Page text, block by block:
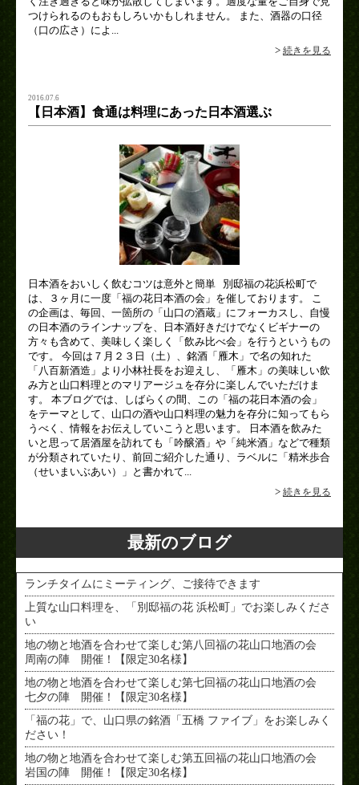
つけられるのもおもしろいかもしれません。 また、酒器の口径
（口の広さ）によ...
> 続きを見る
2016.07.6
【日本酒】食通は料理にあった日本酒選ぶ
日本酒をおいしく飲むコツは意外と簡単 別邸福の花浜松町で
は、３ヶ月に一度「福の花日本酒の会」を催しております。 こ
の企画は、毎回、一箇所の「山口の酒蔵」にフォーカスし、自慢
の日本酒のラインナップを、日本酒好きだけでなくビギナーの
方々も含めて、美味しく楽しく「飲み比べ会」を行うというもの
です。 今回は７月２３日（土）、銘酒「雁木」で名の知れた
「八百新酒造」より小林社長をお迎えし、「雁木」の美味しい飲
み方と山口料理とのマリアージュを存分に楽しんでいただけま
す。 本ブログでは、しばらくの間、この「福の花日本酒の会」
をテーマとして、山口の酒や山口料理の魅力を存分に知ってもら
うべく、情報をお伝えしていこうと思います。 日本酒を飲みた
いと思って居酒屋を訪れても「吟醸酒」や「純米酒」などで種類
が分類されていたり、前回ご紹介した通り、ラベルに「精米歩合
（せいまいぶあい）」と書かれて...
> 続きを見る
最新のブログ
ランチタイムにミーティング、ご接待できます
上質な山口料理を、「別邸福の花 浜松町」でお楽しみくださ
い
地の物と地酒を合わせて楽しむ第八回福の花山口地酒の会
周南の陣 開催！【限定30名様】
地の物と地酒を合わせて楽しむ第七回福の花山口地酒の会
七夕の陣 開催！【限定30名様】
「福の花」で、山口県の銘酒「五橋 ファイブ」をお楽しみく
ださい！
地の物と地酒を合わせて楽しむ第五回福の花山口地酒の会
岩国の陣 開催！【限定30名様】